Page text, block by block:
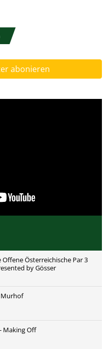
abonieren
Österreichische Par 3
by Gösser
Murhof
Making Off